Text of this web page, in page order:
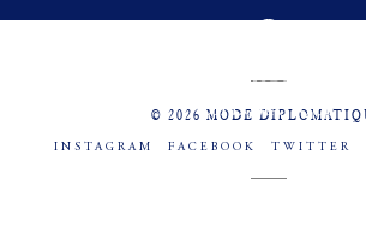
© 2026 MODE
INSTAGRAM FACEBOOK TWITTER